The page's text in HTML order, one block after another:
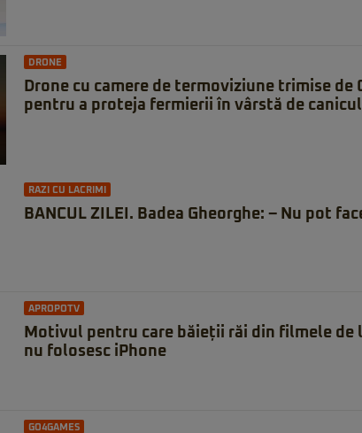
DRONE
Drone cu camere de termoviziune trimise de
pentru a proteja fermierii în vârstă de
RAZI CU LACRIMI
BANCUL ZILEI. Badea Gheorghe: – Nu pot
APROPOTV
Motivul pentru care băieții răi din filmele de
nu folosesc iPhone
GO4GAMES